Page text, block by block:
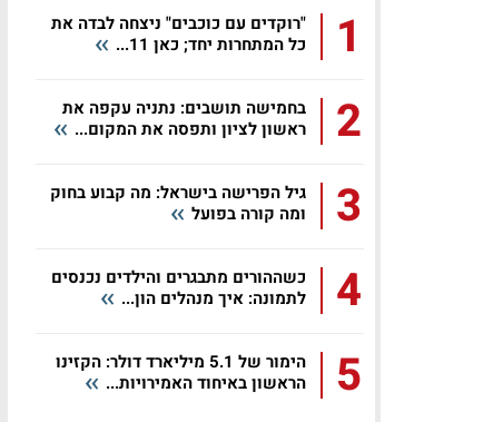
1
"רוקדים עם כוכבים" ניצחה לבדה את
כל המתחרות יחד; כאן 11...
2
בחמישה תושבים: נתניה עקפה את
ראשון לציון ותפסה את המקום...
3
גיל הפרישה בישראל: מה קבוע בחוק
ומה קורה בפועל
4
כשההורים מתבגרים והילדים נכנסים
לתמונה: איך מנהלים הון...
5
הימור של 5.1 מיליארד דולר: הקזינו
הראשון באיחוד האמירויות...